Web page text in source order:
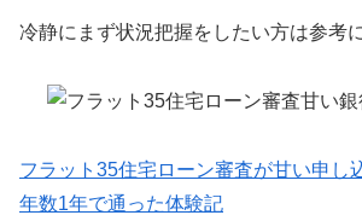
冷静にまず状況把握をしたい方は参考
フラット35住宅ローン審査が甘い申し
年数1年で通った体験記